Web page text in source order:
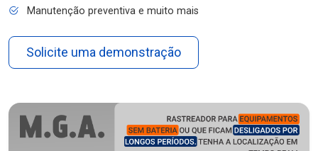
Manutenção preventiva e muito mais
Solicite uma demonstração